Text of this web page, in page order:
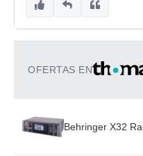
OFERTAS EN
Behringer X32